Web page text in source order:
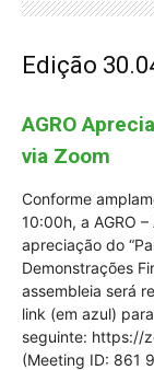
Edição
AGRO
via Zoom
Conforme
10:00h, a AGRO
apreciação do
Demonstrações
assembleia será
link (em azul)
seguinte: https://
(Meeting ID: 861